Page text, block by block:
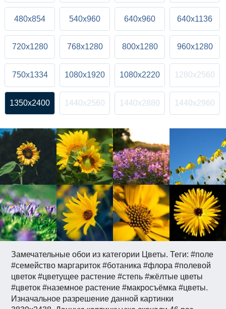
Замечательные обои из категории Цветы. Теги: #поле
#семейство маргариток #ботаника #флора #полевой
цветок #цветущее растение #степь #жёлтые цветы
#цветок #наземное растение #макросъёмка #цветы.
Изначальное разрешение данной картинки
480x854 540x960 640x960 640x1136
720x1280 768x1280 800x1280 960x1280
750x1334 1080x1920 1080x2220 1280x2560
1350x2400 1440x2560 1440x2880 1440x2960